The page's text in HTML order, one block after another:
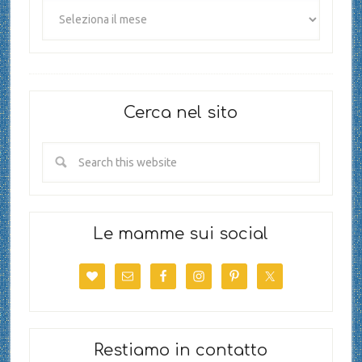
Cerca nel sito
Le mamme sui social
Restiamo in contatto